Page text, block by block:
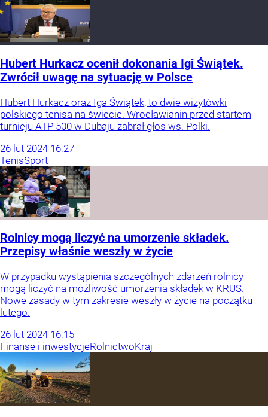
Hubert Hurkacz ocenił dokonania Igi Świątek.
Zwrócił uwagę na sytuację w Polsce
Hubert Hurkacz oraz Iga Świątek, to dwie wizytówki
polskiego tenisa na świecie. Wrocławianin przed startem
turnieju ATP 500 w Dubaju zabrał głos ws. Polki.
26 lut 2024 16:27
TenisSport
Rolnicy mogą liczyć na umorzenie składek.
Przepisy właśnie weszły w życie
W przypadku wystąpienia szczególnych zdarzeń rolnicy
mogą liczyć na możliwość umorzenia składek w KRUS.
Nowe zasady w tym zakresie weszły w życie na początku
lutego.
26 lut 2024 16:15
Finanse i inwestycjeRolnictwoKraj